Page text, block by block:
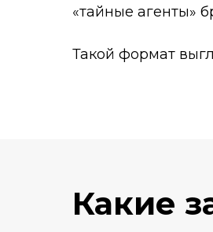
«тайные агенты»
Такой формат
Какие